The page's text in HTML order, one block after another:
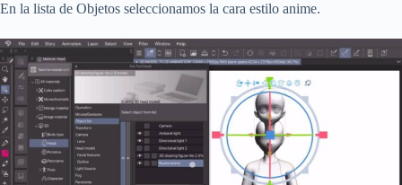
En la lista de Objetos seleccionamos la cara estilo anime.